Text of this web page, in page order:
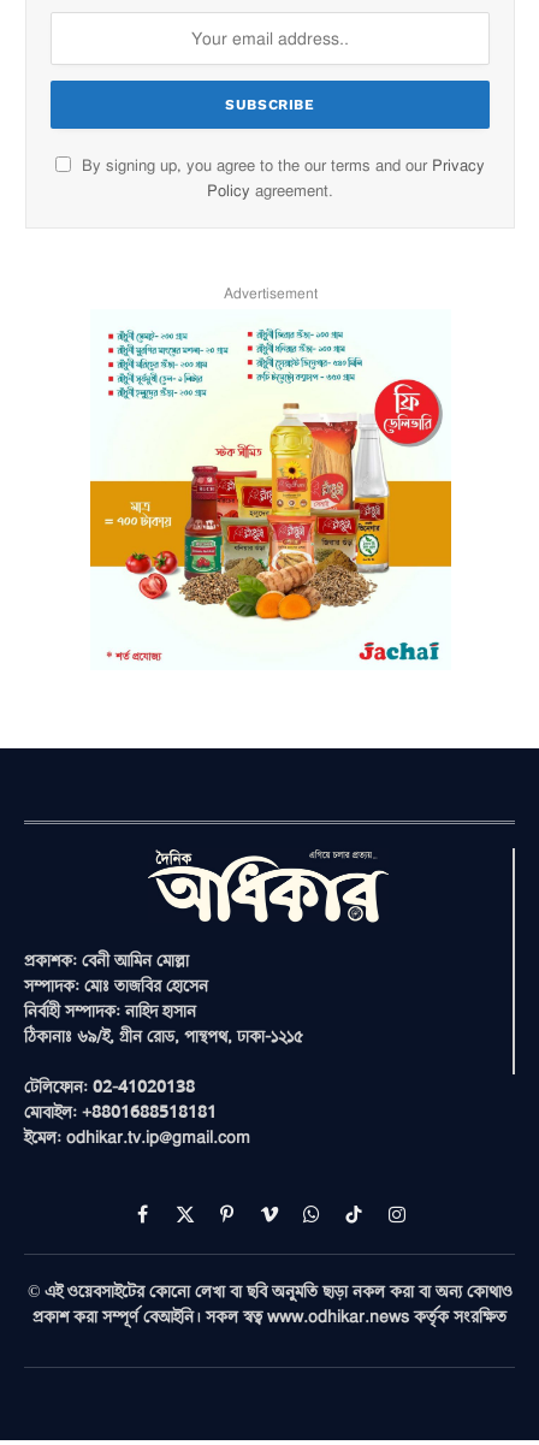
By signing up, you agree to the our terms and our Privacy
Policy agreement.
Advertisement
প্রকাশক: বেনী আমিন মোল্লা
সম্পাদক: মোঃ তাজবির হোসেন
নির্বাহী সম্পাদক: নাহিদ হাসান
ঠিকানাঃ ৬৯/ই, গ্রীন রোড, পান্থপথ, ঢাকা-১২১৫
টেলিফোন: 02-41020138
মোবাইল: +8801688518181
ইমেল: odhikar.tv.ip@gmail.com
Facebook
X
(Twitter)
PinterestVimeoWhatsAppTikTokInstagram
© এই ওয়েবসাইটের কোনো লেখা বা ছবি অনুমতি ছাড়া নকল করা বা অন্য কোথাও
প্রকাশ করা সম্পূর্ণ বেআইনি। সকল স্বত্ব www.odhikar.news কর্তৃক সংরক্ষিত